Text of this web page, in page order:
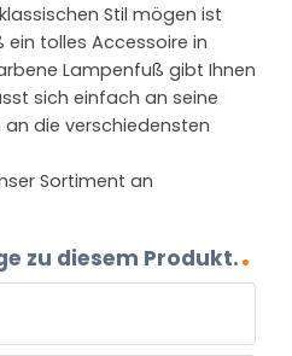
Stil mögen ist
tolles Accessoire in
Lampenfuß gibt Ihnen
sich einfach an seine
die verschiedensten
Sortiment an
zu diesem Produkt.